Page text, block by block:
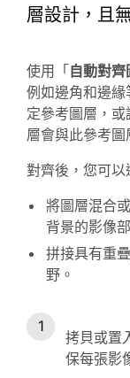
層設計，且
使用「 自動對齊
例如邊角和邊
定參考圖層，
層會與此參考
對齊後，您可以
將圖層混合
背景的影像
拼接具有重
野。
拷貝或置
保每張影